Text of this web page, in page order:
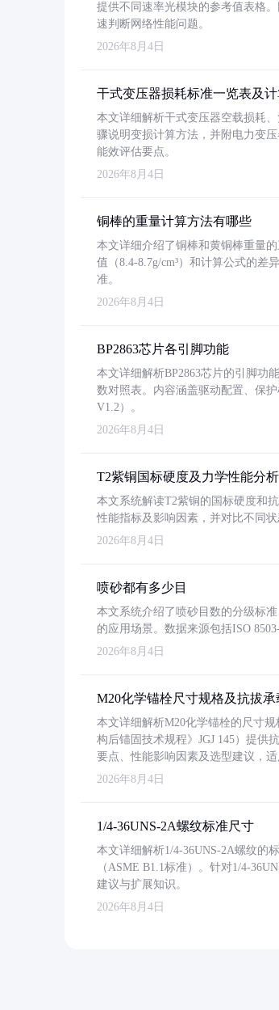
提供不同速率光模块的参考值表格
速判断网络性能问题。
2026年8月4日
干式变压器损耗标准一览表及
本文详细解析干式变压器空载损耗
骤说明变损计算方法，并附电力变
能效评估要点。
2026年8月4日
铜棒的重量计算方法有哪些
本文详细介绍了铜棒和黄铜棒重量
值（8.4-8.7g/cm³）和计算公式的差
准。
2026年8月4日
BP2863芯片各引脚功能
本文详细解析BP2863芯片的引脚功
数对照表。内容涵盖驱动配置、保
V1.2）。
2026年8月4日
T2紫铜国标硬度及力学性能分析
本文系统解读T2紫铜的国标硬度和
性能指标及影响因素，并对比不同
2026年8月4日
喷砂都有多少目
本文系统介绍了喷砂目数的分级标
的应用场景。数据来源包括ISO
2026年8月4日
M20化学锚栓尺寸规格及抗拔
本文详细解析M20化学锚栓的尺寸
构后锚固技术规程》JGJ 145）提供
要点、性能影响因素及选型建议，适
2026年8月4日
1/4-36UNS-2A螺纹标准尺寸
本文详细解析1/4-36UNS-2A螺纹的
（ASME B1.1标准）。针对1/4-
建议与扩展知识。
2026年8月4日